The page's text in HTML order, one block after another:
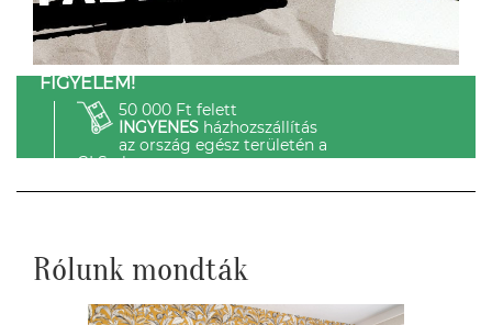
FIGYELEM!
50 000 Ft felett
INGYENESházhozszállítás
az ország egész területén a
GLS-el.
Rólunk mondták